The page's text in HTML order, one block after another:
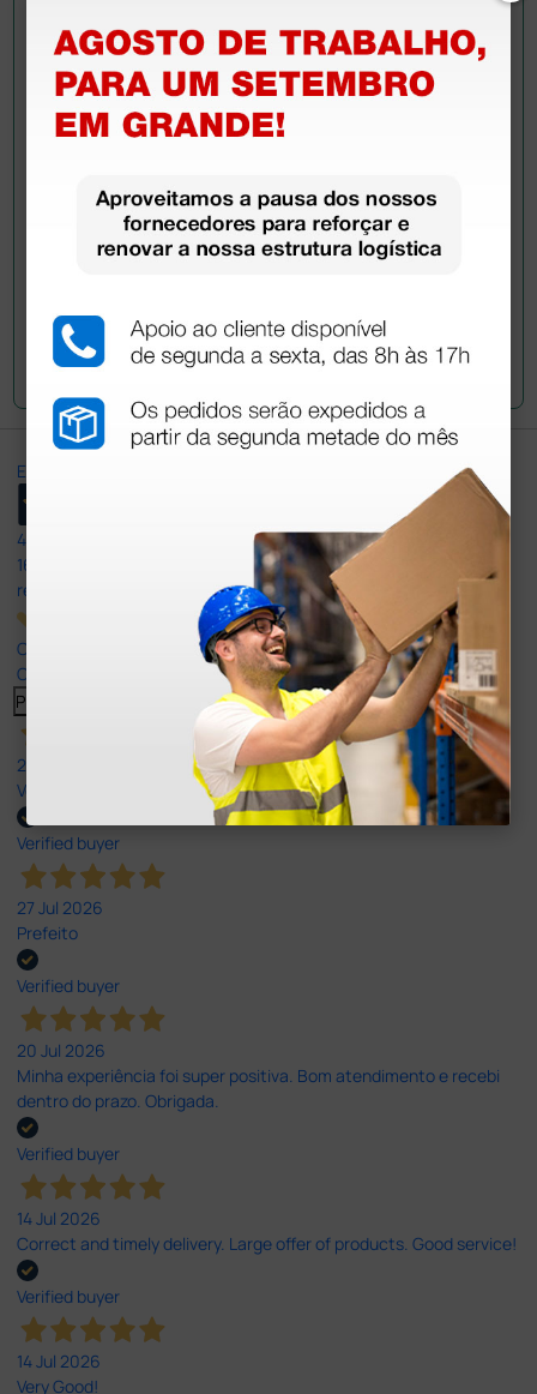
Pergunte a um colega
Ainda tem dúvidas?Necessita de mais
esclarecimentos? Envie agora a sua questão aos
Envie a sua questão
Excellent
4,8
165
reviews
Our 4 and 5 star reviews.
Click here to read them all >
Previous
27 Jul 2026
Very good
Verified buyer
27 Jul 2026
Prefeito
Verified buyer
20 Jul 2026
Minha experiência foi super positiva. Bom atendimento e recebi
dentro do prazo. Obrigada.
Verified buyer
14 Jul 2026
Correct and timely delivery. Large offer of products. Good service!
Verified buyer
14 Jul 2026
Very Good!